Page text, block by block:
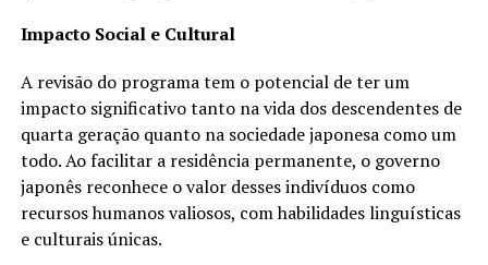
Impacto Social e Cultural
A revisão do programa tem o potencial de ter um
impacto significativo tanto na vida dos descendentes de
quarta geração quanto na sociedade japonesa como um
todo. Ao facilitar a residência permanente, o governo
japonês reconhece o valor desses indivíduos como
recursos humanos valiosos, com habilidades linguísticas
e culturais únicas.